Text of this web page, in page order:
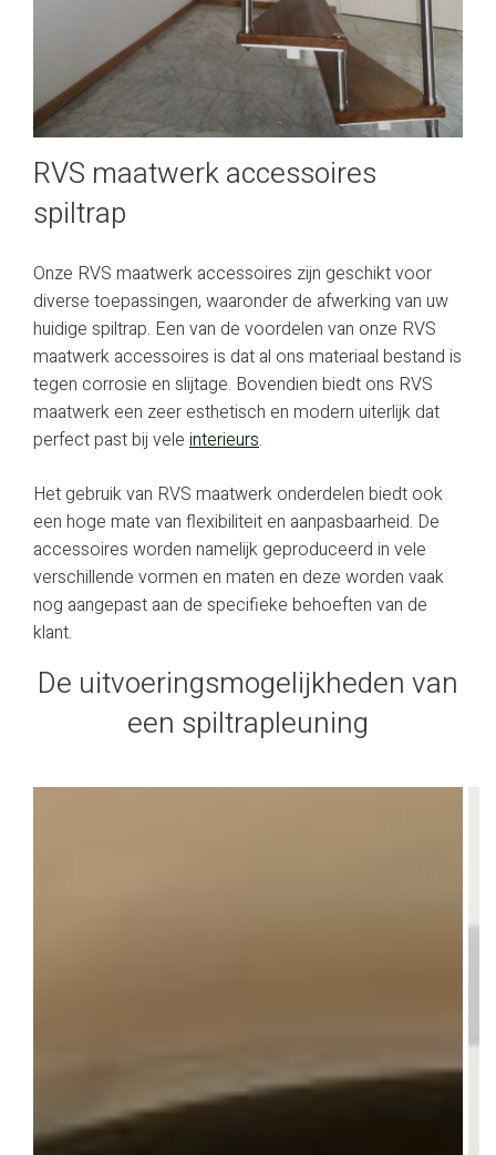
RVS maatwerk accessoires
spiltrap
Onze RVS maatwerk accessoires zijn geschikt voor
diverse toepassingen, waaronder de afwerking van uw
huidige spiltrap. Een van de voordelen van onze RVS
maatwerk accessoires is dat al ons materiaal bestand is
tegen corrosie en slijtage. Bovendien biedt ons RVS
maatwerk een zeer esthetisch en modern uiterlijk dat
perfect past bij vele interieurs.
Het gebruik van RVS maatwerk onderdelen biedt ook
een hoge mate van flexibiliteit en aanpasbaarheid. De
accessoires worden namelijk geproduceerd in vele
verschillende vormen en maten en deze worden vaak
nog aangepast aan de specifieke behoeften van de
klant.
De uitvoeringsmogelijkheden van
een spiltrapleuning